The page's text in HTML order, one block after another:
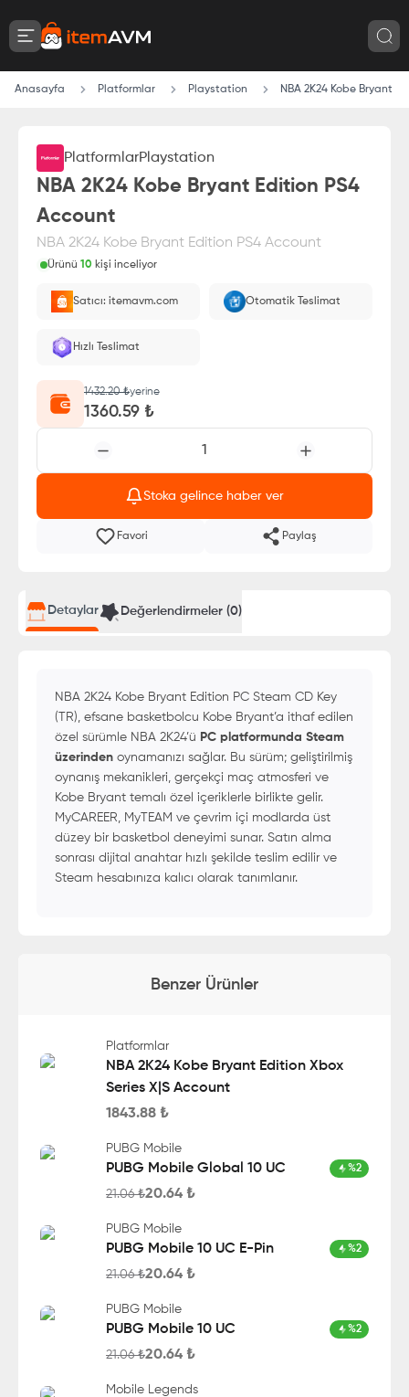
Anasayfa Platformlar Playstation NBA 2K24 Kobe Bryant
PlatformlarPlaystation
NBA 2K24 Kobe Bryant Edition PS4
Account
NBA 2K24 Kobe Bryant Edition PS4 Account
Ürünü 10 kişi inceliyor
Paranız
güvencesi altındadır
Satıcı: itemavm.com Otomatik Teslimat
Hızlı Teslimat
1432.20₺yerine
1360.59 ₺
1
Stoka gelince haber ver
Favori Paylaş
Detaylar Değerlendirmeler (0)
NBA 2K24 Kobe Bryant Edition PC Steam CD Key
(TR), efsane basketbolcu Kobe Bryant’a ithaf edilen
özel sürümle NBA 2K24’ü PC platformunda Steam
üzerinden oynamanızı sağlar. Bu sürüm; geliştirilmiş
oynanış mekanikleri, gerçekçi maç atmosferi ve
Kobe Bryant temalı özel içeriklerle birlikte gelir.
MyCAREER, MyTEAM ve çevrim içi modlarda üst
düzey bir basketbol deneyimi sunar. Satın alma
sonrası dijital anahtar hızlı şekilde teslim edilir ve
Steam hesabınıza kalıcı olarak tanımlanır.
Benzer Ürünler
Platformlar
NBA 2K24 Kobe Bryant Edition Xbox
Series X|S Account
1843.88 ₺
PUBG Mobile
PUBG Mobile Global 10 UC %2
21.06₺20.64 ₺
PUBG Mobile
PUBG Mobile 10 UC E-Pin %2
21.06₺20.64 ₺
PUBG Mobile
PUBG Mobile 10 UC %2
21.06₺20.64 ₺
Mobile Legends